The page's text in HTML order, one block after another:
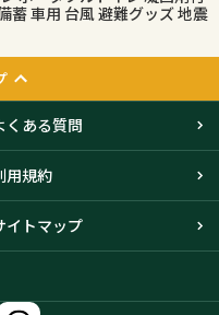
蓄 車用 台風 避難グッズ 地震
くある質問
用規約
イトマップ